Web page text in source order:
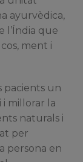
ayurvèdica,
l’Índia que
ment i
pacients un
millorar la
naturals i
per
persona en